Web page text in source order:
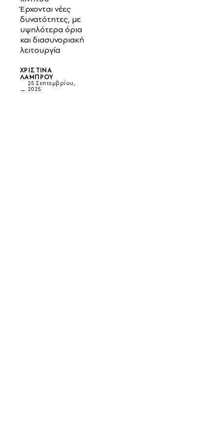
Έρχονται νέες
δυνατότητες, με
υψηλότερα όρια
και διασυνοριακή
λειτουργία
ΧΡΙΣΤΊΝΑ
ΛΆΜΠΡΟΥ
25 Σεπτεμβρίου,
2025